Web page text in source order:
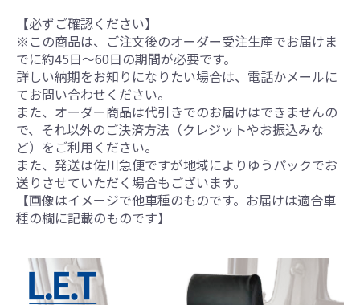
【必ずご確認ください】
※この商品は、ご注文後のオーダー受注生産でお届けま
でに約45日～60日の期間が必要です。
詳しい納期をお知りになりたい場合は、電話かメールに
てお問い合わせください。
また、オーダー商品は代引きでのお届けはできませんの
で、それ以外のご決済方法（クレジットやお振込みな
ど）をご利用ください。
また、発送は佐川急便ですが地域によりゆうパックでお
送りさせていただく場合もございます。
【画像はイメージで他車種のものです。お届けは適合車
種の欄に記載のものです】